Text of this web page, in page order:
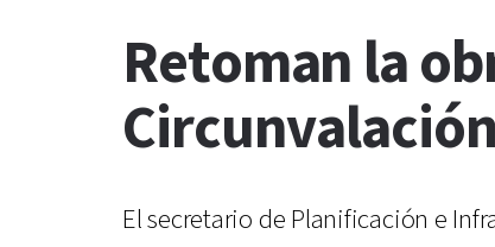
Retoman la
Circunvalación
El secretario de Planificación e